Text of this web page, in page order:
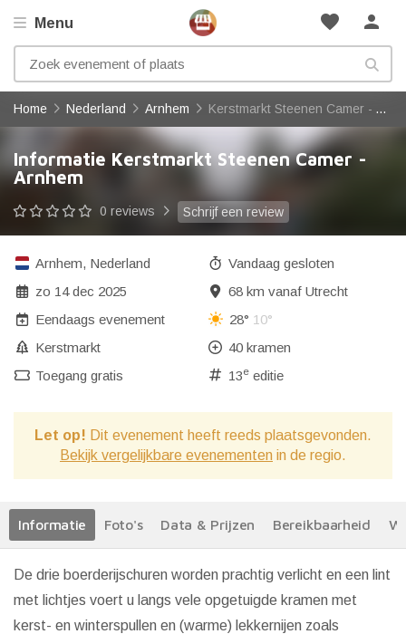
favorite person
Menu
Home Nederland Arnhem Kerstmarkt Steenen Camer - Arnhem
Informatie Kerstmarkt Steenen Camer -
Arnhem
0 reviews Schrijf een review
Arnhem, Nederland
zo 14 dec 2025
Eendaags evenement
Kerstmarkt
Toegang gratis
Vandaag gesloten
68 km vanaf Utrecht
28° 10°
40 kramen
13eeditie
Let op! Dit evenement heeft reeds plaatsgevonden.
Bekijk vergelijkbare evenementen in de regio.
Informatie Foto's Data & Prijzen Bereikbaarheid
De drie boerderijschuren worden prachtig verlicht en een lint
met lichtjes voert u langs vele opgetuigde kramen met
kerst- en winterspullen en (warme) lekkernijen zoals